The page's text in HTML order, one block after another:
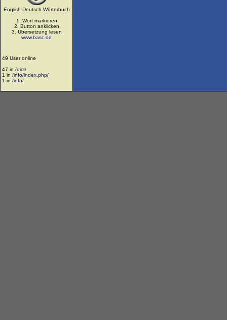
English-Deutsch Wörterbuch
1. Wort markieren
2. Button anklicken
3. Übersetzung lesen
www.basc.de
49 User online
47 in /dict/
1 in /info/index.php/
1 in /info/